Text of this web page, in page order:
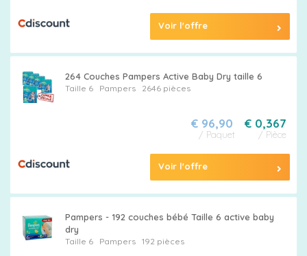
Voir l'offre
264 Couches Pampers Active Baby Dry taille 6
Taille 6 Pampers2646 pièces
€ 0,367
/ Pièce
€ 96,90
/ Paquet
Voir l'offre
Pampers - 192 couches bébé Taille 6 active baby
dry
Taille 6 Pampers192 pièces